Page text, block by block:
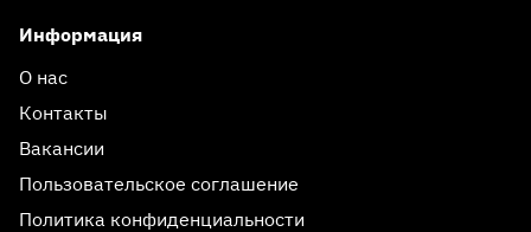
Информация
О нас
Контакты
Вакансии
Пользовательское соглашение
Политика конфиденциальности